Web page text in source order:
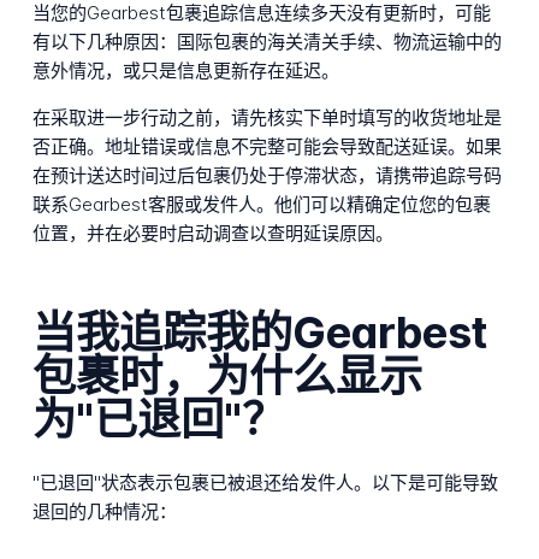
当您的Gearbest包裹追踪信息连续多天没有更新时，可能
有以下几种原因：国际包裹的海关清关手续、物流运输中的
意外情况，或只是信息更新存在延迟。
在采取进一步行动之前，请先核实下单时填写的收货地址是
否正确。地址错误或信息不完整可能会导致配送延误。如果
在预计送达时间过后包裹仍处于停滞状态，请携带追踪号码
联系Gearbest客服或发件人。他们可以精确定位您的包裹
位置，并在必要时启动调查以查明延误原因。
当我追踪我的Gearbest
包裹时，为什么显示
为"已退回"？
"已退回"状态表示包裹已被退还给发件人。以下是可能导致
退回的几种情况：